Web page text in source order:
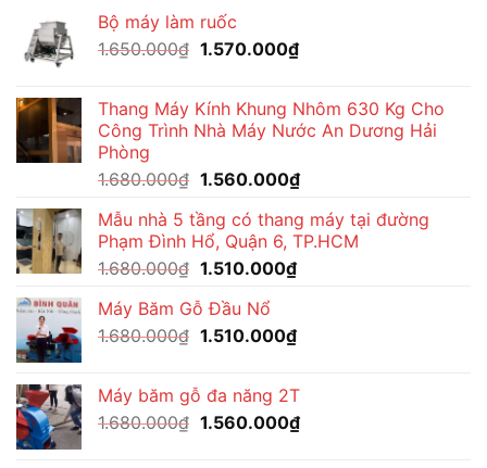
1.650.000₫.
1.570.000₫.
Bộ máy làm ruốc
1.650.000₫ Giá
1.650.000₫.
1.570.000₫Giá
là:
1.570.000₫.
Thang Máy Kính Khung Nhôm 630 Kg Cho
Công Trình Nhà Máy Nước An Dương Hải
Phòng
1.680.000₫ Giá
là:
1.680.000₫.
1.560.000₫Giá
tại
là:
Mẫu nhà 5 tầng có thang máy tại đường
Phạm Đình Hổ, Quận 6, TP.HCM
1.680.000₫ Giá
là:
1.680.000₫.
1.510.000₫Giá
là:
Máy Băm Gỗ Đầu Nổ
1.680.000₫ Giá
1.680.000₫.
1.510.000₫Giá
là:
1.510.000₫.
Máy băm gỗ đa năng 2T
1.680.000₫ Giá
1.560.000₫Giá